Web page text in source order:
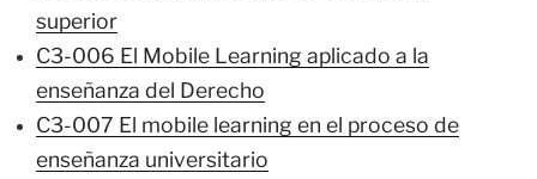
superior
C3-006 El Mobile Learning aplicado a la
enseñanza del Derecho
C3-007 El mobile learning en el proceso de
enseñanza universitario